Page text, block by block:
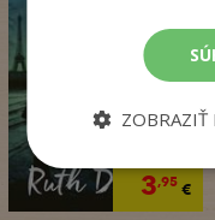
3,95€
ZOBRAZIŤ